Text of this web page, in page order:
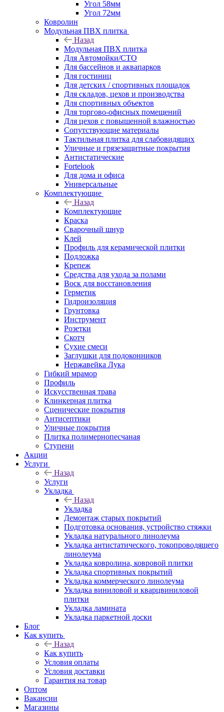
Угол 58мм
Угол 72мм
Ковролин
Модульная ПВХ плитка
Назад
Модульная ПВХ плитка
Для Автомойки/СТО
Для бассейнов и аквапарков
Для гостиниц
Для детских / спортивных площадок
Для складов, цехов и производства
Для спортивных объектов
Для торгово-офисных помещений
Для цехов с повышенной влажностью
Сопутствующие материалы
Тактильная плитка для слабовидящих
Уличные и грязезащитные покрытия
Антистатические
Fortelook
Для дома и офиса
Универсальные
Комплектующие
Назад
Комплектующие
Краска
Сварочный шнур
Клей
Профиль для керамической плитки
Подложка
Крепеж
Средства для ухода за полами
Воск для восстановления
Герметик
Гидроизоляция
Грунтовка
Инструмент
Розетки
Скотч
Сухие смеси
Заглушки для подоконников
Нержавейка Лука
Гибкий мрамор
Профиль
Искусственная трава
Клинкерная плитка
Сценические покрытия
Антисептики
Уличные покрытия
Плитка полимернопесчаная
Ступени
Акции
Услуги
Назад
Услуги
Укладка
Назад
Укладка
Демонтаж старых покрытий
Подготовка основания, устройство стяжки
Укладка натурального линолеума
Укладка антистатического, токопроводящего
линолеума
Укладка ковролина, ковровой плитки
Укладка спортивных покрытий
Укладка коммерческого линолеума
Укладка виниловой и кварцвиниловой
плитки
Укладка ламината
Укладка паркетной доски
Блог
Как купить
Назад
Как купить
Условия оплаты
Условия доставки
Гарантия на товар
Оптом
Вакансии
Магазины